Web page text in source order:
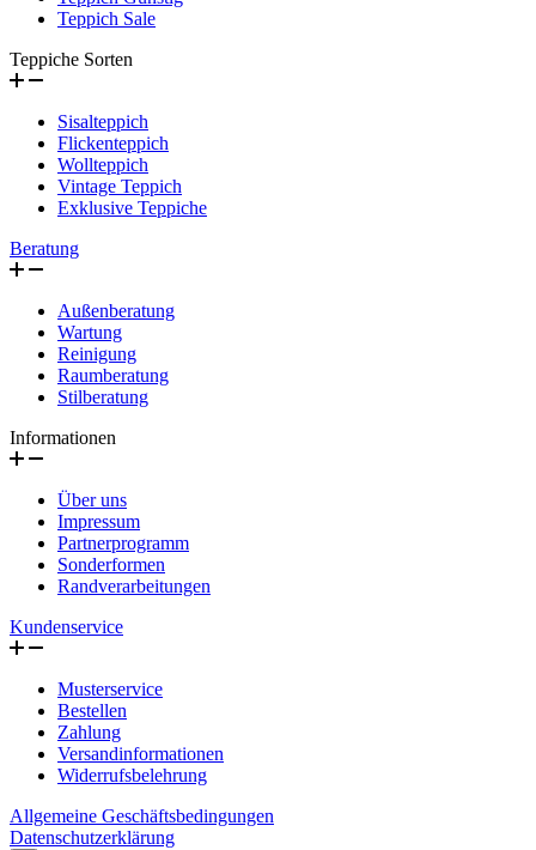
Teppich Sale
Teppiche Sorten
Sisalteppich
Flickenteppich
Wollteppich
Vintage Teppich
Exklusive Teppiche
Beratung
Außenberatung
Wartung
Reinigung
Raumberatung
Stilberatung
Informationen
Über uns
Impressum
Partnerprogramm
Sonderformen
Randverarbeitungen
Kundenservice
Musterservice
Bestellen
Zahlung
Versandinformationen
Widerrufsbelehrung
Allgemeine Geschäftsbedingungen
Datenschutzerklärung